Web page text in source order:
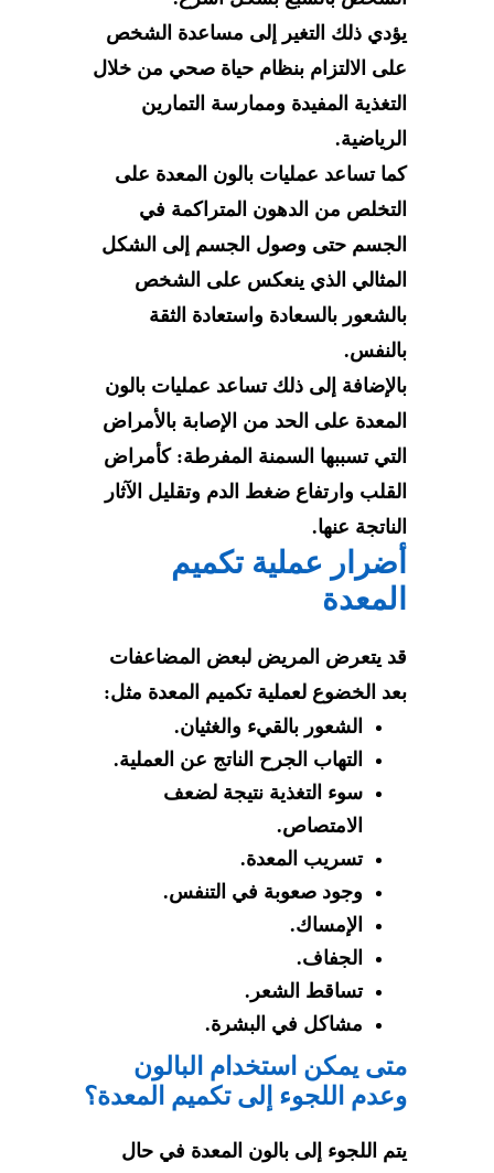
يؤدي ذلك التغير إلى مساعدة الشخص
على الالتزام بنظام حياة صحي من خلال
التغذية المفيدة وممارسة التمارين
الرياضية.
كما تساعد عمليات بالون المعدة على
التخلص من الدهون المتراكمة في
الجسم حتى وصول الجسم إلى الشكل
المثالي الذي ينعكس على الشخص
بالشعور بالسعادة واستعادة الثقة
بالنفس.
بالإضافة إلى ذلك تساعد عمليات بالون
المعدة على الحد من الإصابة بالأمراض
التي تسببها السمنة المفرطة: كأمراض
القلب وارتفاع ضغط الدم وتقليل الآثار
الناتجة عنها.
أضرار عملية تكميم
المعدة
قد يتعرض المريض لبعض المضاعفات
بعد الخضوع لعملية تكميم المعدة مثل:
الشعور بالقيء والغثيان.
التهاب الجرح الناتج عن العملية.
سوء التغذية نتيجة لضعف
الامتصاص.
تسريب المعدة.
وجود صعوبة في التنفس.
الإمساك.
الجفاف.
تساقط الشعر.
مشاكل في البشرة.
متى يمكن استخدام البالون
وعدم اللجوء إلى تكميم المعدة؟
يتم اللجوء إلى بالون المعدة في حال